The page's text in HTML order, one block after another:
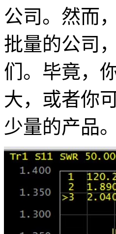
公司。然而
批量的公司
们。毕竟，
大，或者你
少量的产品。